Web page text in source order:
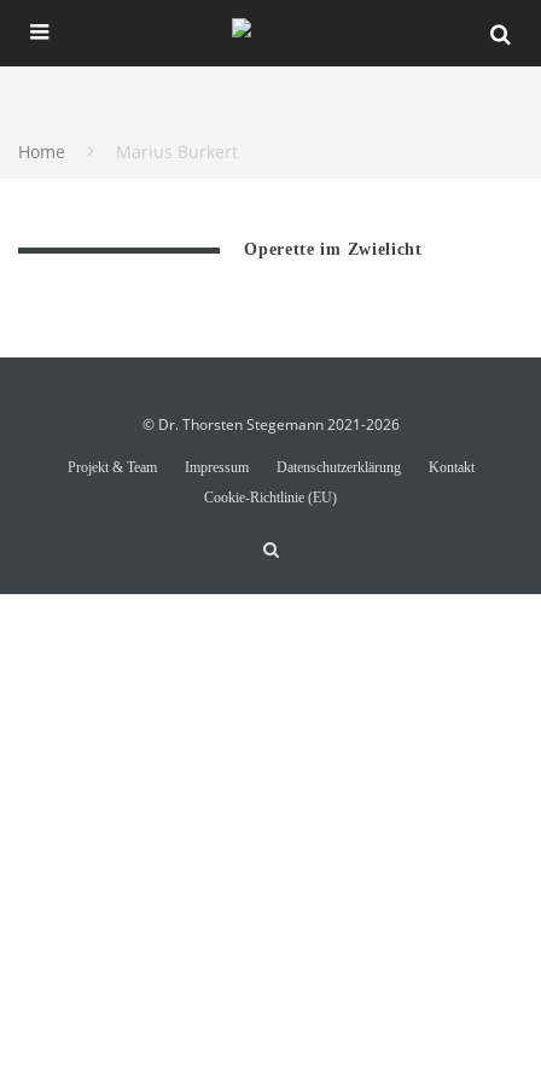
Home Marius Burkert
Operette im Zwielicht
© Dr. Thorsten Stegemann 2021-2026
Projekt & Team Impressum Datenschutzerklärung
Kontakt
Cookie-Richtlinie (EU)